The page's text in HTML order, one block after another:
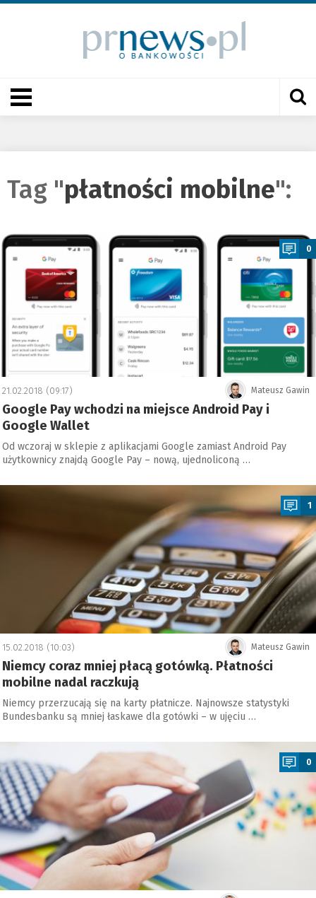
Tag "płatności mobilne":
0
Mateusz Gawin
21.02.2018 (09:17)
Google Pay wchodzi na miejsce Android Pay i
Google Wallet
Od wczoraj w sklepie z aplikacjami Google zamiast Android Pay
użytkownicy znajdą Google Pay – nową, ujednoliconą …
1
Mateusz Gawin
15.02.2018 (10:03)
Niemcy coraz mniej płacą gotówką. Płatności
mobilne nadal raczkują
Niemcy przerzucają się na karty płatnicze. Najnowsze statystyki
Bundesbanku są mniej łaskawe dla gotówki – w ujęciu …
0